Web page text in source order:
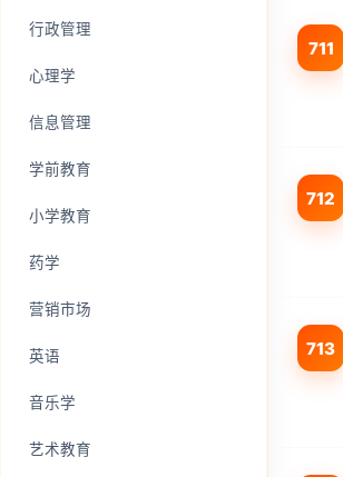
行政管理
心理学
信息管理
学前教育
小学教育
药学
营销市场
英语
音乐学
艺术教育
711
712
713